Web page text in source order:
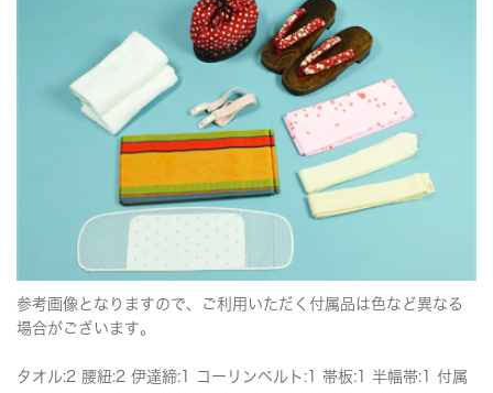
参考画像となりますので、ご利用いただく付属品は色など異なる
場合がございます。
タオル:2 腰紐:2 伊達締:1 コーリンベルト:1 帯板:1 半幅帯:1 付属